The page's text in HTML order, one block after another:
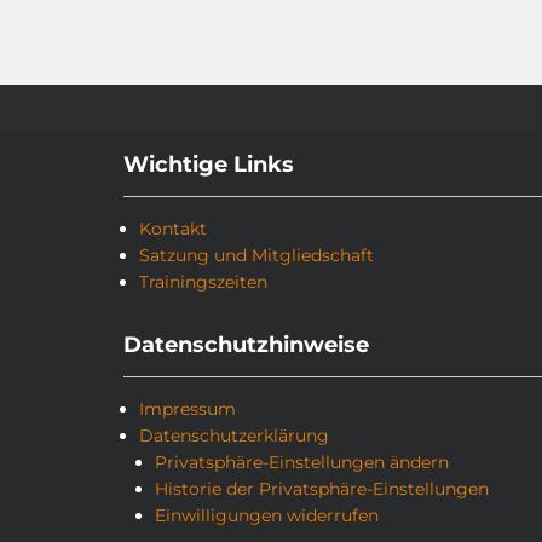
Wichtige Links
Kontakt
Satzung und Mitgliedschaft
Trainingszeiten
Datenschutzhinweise
Impressum
Datenschutzerklärung
Privatsphäre-Einstellungen ändern
Historie der Privatsphäre-Einstellungen
Einwilligungen widerrufen